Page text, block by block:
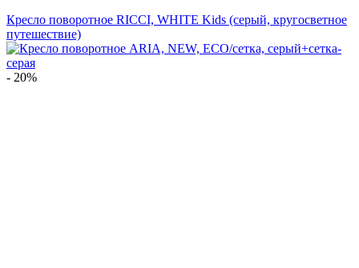
Кресло поворотное RICCI, WHITE Kids (серый, кругосветное
путешествие)
- 20%